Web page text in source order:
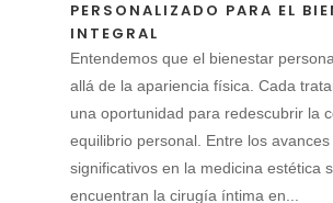
PERSONALIZADO PARA EL
INTEGRAL
Entendemos que el bienestar
allá de la apariencia física. Cada
una oportunidad para redescubrir la
equilibrio personal. Entre los avances
significativos en la medicina estética
encuentran la cirugía íntima en...